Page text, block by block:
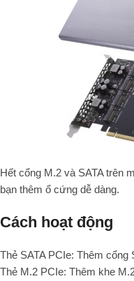
Hết cổng M.2 và SATA trên
bạn thêm ổ cứng dễ dàng.
Cách hoạt động
Thẻ SATA PCIe: Thêm cổng
Thẻ M.2 PCIe: Thêm khe